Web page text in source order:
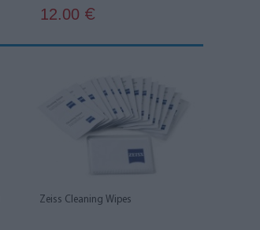
12.00 €
Zeiss Cleaning Wipes